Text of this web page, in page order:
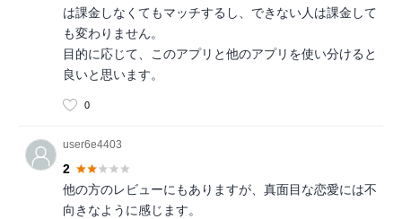
は課金しなくてもマッチするし、できない人は課金して
も変わりません。
目的に応じて、このアプリと他のアプリを使い分けると
良いと思います。
0
user6e4403
2
他の方のレビューにもありますが、真面目な恋愛には不
向きなように感じます。